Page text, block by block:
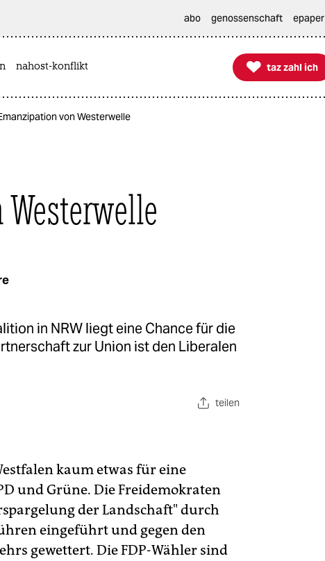
abo genossenschaft
nahost-konflikt 
taz zahl ich
taz zahl ich
von Westerwelle
in NRW liegt eine Chance für die
zur Union ist den Liberalen
teilen
kaum etwas für eine
und Grüne. Die Freidemokraten
der Landschaft" durch
eingeführt und gegen den
gewettert. Die FDP-Wähler sind